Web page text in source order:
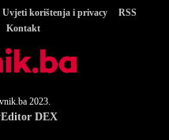
Uvjeti korištenja i privacy
RSS
Kontakt
2023.
DEX